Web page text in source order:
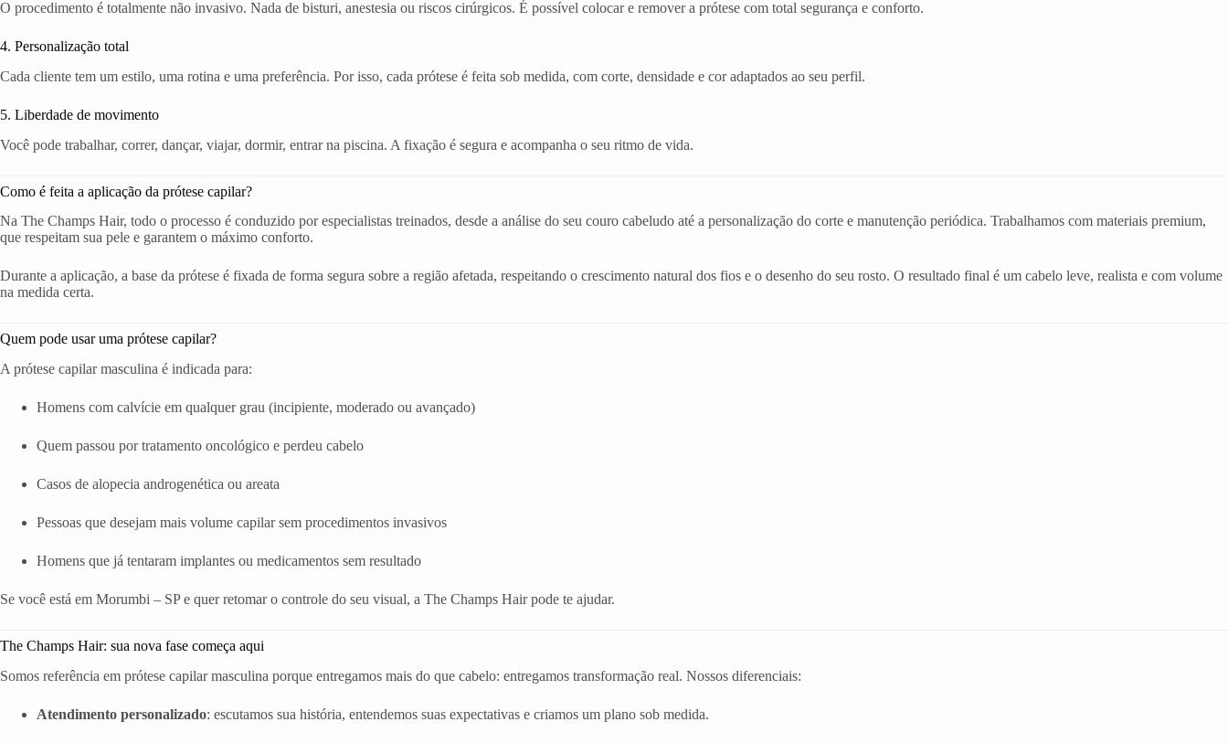
O procedimento é totalmente não invasivo. Nada de bisturi, anestesia ou riscos cirúrgicos. É possível colocar e remover a prótese com total segurança e conforto.
4. Personalização total
Cada cliente tem um estilo, uma rotina e uma preferência. Por isso, cada prótese é feita sob medida, com corte, densidade e cor adaptados ao seu perfil.
5. Liberdade de movimento
Você pode trabalhar, correr, dançar, viajar, dormir, entrar na piscina. A fixação é segura e acompanha o seu ritmo de vida.
Como é feita a aplicação da prótese capilar?
Na The Champs Hair, todo o processo é conduzido por especialistas treinados, desde a análise do seu couro cabeludo até a personalização do corte e manutenção periódica. Trabalhamos com materiais premium,
que respeitam sua pele e garantem o máximo conforto.
Durante a aplicação, a base da prótese é fixada de forma segura sobre a região afetada, respeitando o crescimento natural dos fios e o desenho do seu rosto. O resultado final é um cabelo leve, realista e com volume
na medida certa.
Quem pode usar uma prótese capilar?
A prótese capilar masculina é indicada para:
Homens com calvície em qualquer grau (incipiente, moderado ou avançado)
Quem passou por tratamento oncológico e perdeu cabelo
Casos de alopecia androgenética ou areata
Pessoas que desejam mais volume capilar sem procedimentos invasivos
Homens que já tentaram implantes ou medicamentos sem resultado
Se você está em Morumbi – SP e quer retomar o controle do seu visual, a The Champs Hair pode te ajudar.
The Champs Hair: sua nova fase começa aqui
Somos referência em prótese capilar masculina porque entregamos mais do que cabelo: entregamos transformação real. Nossos diferenciais:
Atendimento personalizado: escutamos sua história, entendemos suas expectativas e criamos um plano sob medida.